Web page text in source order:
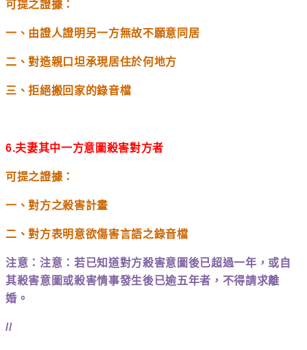
可提之證據：
一、由證人證明另一方無故不願意同居
二、對造親口坦承現居住於何地方
三、拒絕搬回家的錄音檔
6.夫妻其中一方意圖殺害對方者
可提之證據：
一、對方之殺害計畫
二、對方表明意欲傷害言語之錄音檔
注意：注意：若已知道對方殺害意圖後已超過一年，或自
其殺害意圖或殺害情事發生後已逾五年者，不得請求離
婚。
//